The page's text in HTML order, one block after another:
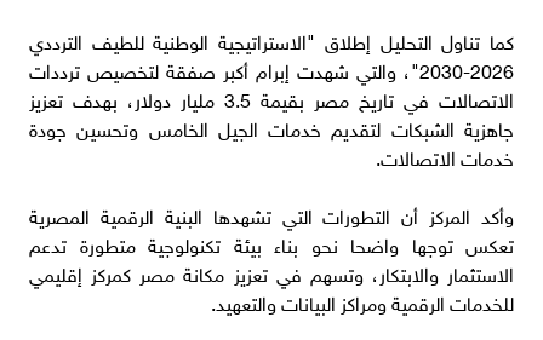
كما تناول التحليل إطلاق "الاستراتيجية الوطنية للطيف الترددي
2026-2030"، والتي شهدت إبرام أكبر صفقة لتخصيص ترددات
الاتصالات في تاريخ مصر بقيمة 3.5 مليار دولار، بهدف تعزيز
جاهزية الشبكات لتقديم خدمات الجيل الخامس وتحسين جودة
خدمات الاتصالات.
وأكد المركز أن التطورات التي تشهدها البنية الرقمية المصرية
تعكس توجها واضحا نحو بناء بيئة تكنولوجية متطورة تدعم
الاستثمار والابتكار، وتسهم في تعزيز مكانة مصر كمركز إقليمي
للخدمات الرقمية ومراكز البيانات والتعهيد.